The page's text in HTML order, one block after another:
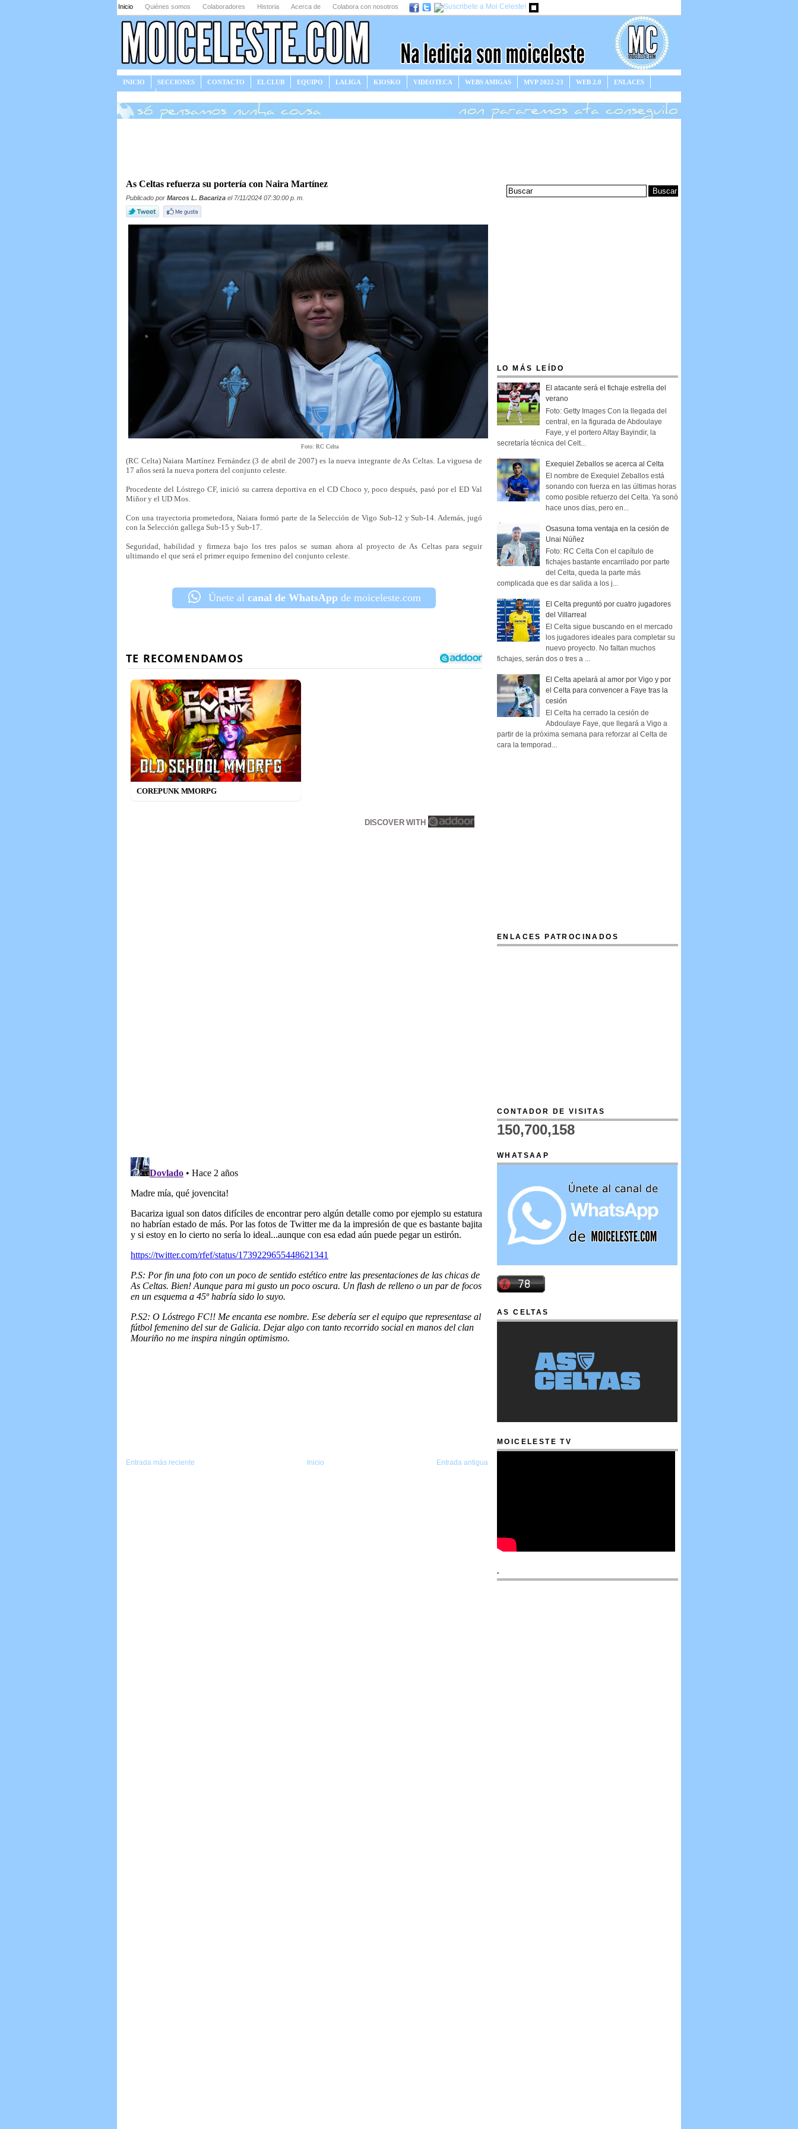
Inicio Quiénes somos Colaboradores Historia Acerca de Colabora con nosotros
INICIO SECCIONES CONTACTO EL CLUB EQUIPO LALIGA KIOSKO VIDEOTECA WEBS AMIGAS MVP 2022-23 WEB 2.0
ENLACES
As Celtas refuerza su portería con Naira Martínez
Publicado por Marcos L. Bacariza el 7/11/2024 07:30:00 p. m.
Foto: RC Celta
(RC Celta) Naiara Martínez Fernández (3 de abril de 2007) es la nueva integrante de As Celtas. La viguesa de
17 años será la nueva portera del conjunto celeste.
Procedente del Lóstrego CF, inició su carrera deportiva en el CD Choco y, poco después, pasó por el ED Val
Miñor y el UD Mos.
Con una trayectoria prometedora, Naiara formó parte de la Selección de Vigo Sub-12 y Sub-14. Además, jugó
con la Selección gallega Sub-15 y Sub-17.
Seguridad, habilidad y firmeza bajo los tres palos se suman ahora al proyecto de As Celtas para seguir
ultimando el que será el primer equipo femenino del conjunto celeste.
Únete al canal de WhatsApp de moiceleste.com
COREPUNK MMORPG
DISCOVER WITH
Entrada más reciente Entrada antigua
Inicio
LO MÁS LEÍDO
El atacante será el fichaje estrella del
verano
Foto: Getty Images Con la llegada del
central, en la figurada de Abdoulaye
Faye, y el portero Altay Bayindir, la
secretaría técnica del Celt...
Exequiel Zeballos se acerca al Celta
El nombre de Exequiel Zeballos está
sonando con fuerza en las últimas horas
como posible refuerzo del Celta. Ya sonó
hace unos días, pero en...
Osasuna toma ventaja en la cesión de
Unai Núñez
Foto: RC Celta Con el capítulo de
fichajes bastante encarrilado por parte
del Celta, queda la parte más
complicada que es dar salida a los j...
El Celta preguntó por cuatro jugadores
del Villarreal
El Celta sigue buscando en el mercado
los jugadores ideales para completar su
nuevo proyecto. No faltan muchos
fichajes, serán dos o tres a ...
El Celta apelará al amor por Vigo y por
el Celta para convencer a Faye tras la
cesión
El Celta ha cerrado la cesión de
Abdoulaye Faye, que llegará a Vigo a
partir de la próxima semana para reforzar al Celta de
cara la temporad...
ENLACES PATROCINADOS
CONTADOR DE VISITAS
150,700,158
WHATSAAP
AS CELTAS
MOICELESTE TV
.